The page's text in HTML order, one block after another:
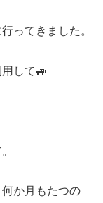
ってきました。
して🚙
か月もたつの